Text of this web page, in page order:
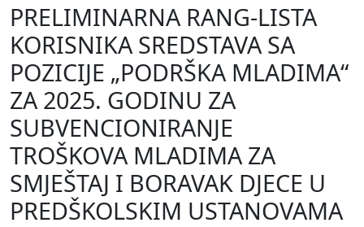
PRELIMINARNA RANG-LISTA
KORISNIKA SREDSTAVA SA
POZICIJE „PODRŠKA MLADIMA“
ZA 2025. GODINU ZA
SUBVENCIONIRANJE
TROŠKOVA MLADIMA ZA
SMJEŠTAJ I BORAVAK DJECE U
PREDŠKOLSKIM USTANOVAMA